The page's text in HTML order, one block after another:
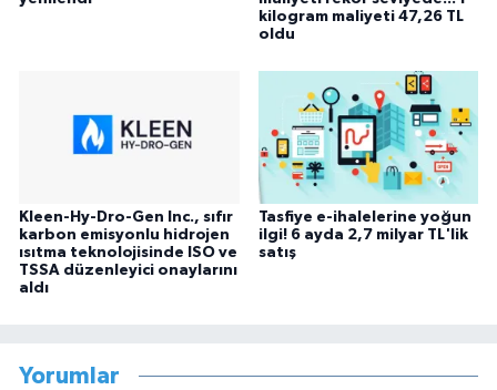
kilogram maliyeti 47,26 TL
oldu
Kleen-Hy-Dro-Gen Inc., sıfır
karbon emisyonlu hidrojen
ısıtma teknolojisinde ISO ve
TSSA düzenleyici onaylarını
aldı
Tasfiye e-ihalelerine yoğun
ilgi! 6 ayda 2,7 milyar TL'lik
satış
Yorumlar